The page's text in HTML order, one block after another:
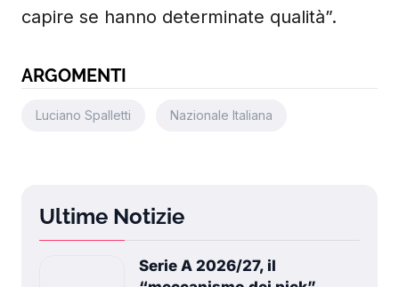
capire se hanno determinate qualità”.
ARGOMENTI
Luciano Spalletti Nazionale Italiana
Ultime Notizie
Serie A 2026/27, il